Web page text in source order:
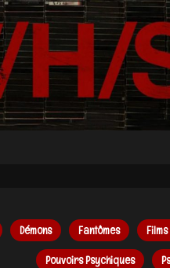
Démons Fantômes
Pouvoirs Psychiques